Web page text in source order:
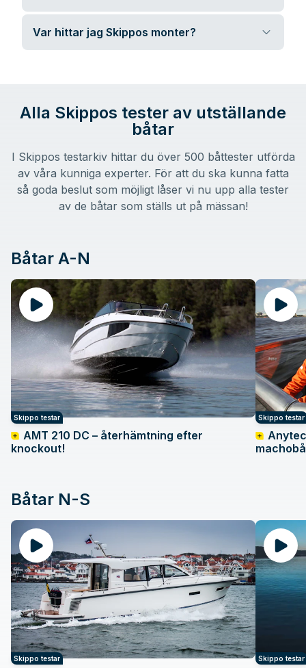
Var hittar jag Skippos monter?
Alla Skippos tester av utställande
båtar
I Skippos testarkiv hittar du över 500 båttester utförda
av våra kunniga experter. För att du ska kunna fatta
så goda beslut som möjligt låser vi nu upp alla tester
av de båtar som ställs ut på mässan!
Båtar A-N
Skippo testar
AMT 210 DC – återhämtning efter
knockout!
Skippo testar
Båtar N-S
Skippo testar Skippo testar